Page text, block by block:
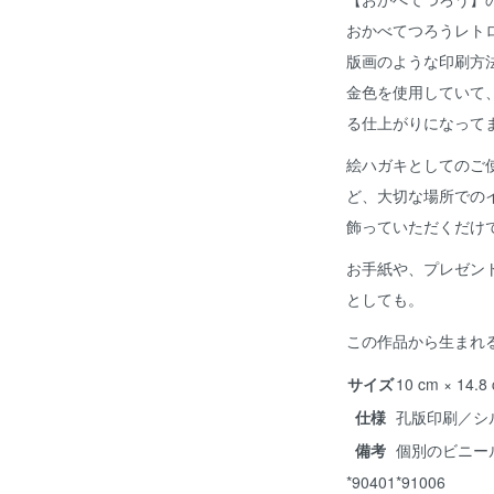
おかべてつろうレト
版画のような印刷方
金色を使用していて
る仕上がりになって
絵ハガキとしてのご
ど、大切な場所での
飾っていただくだけ
お手紙や、プレゼン
としても。
この作品から生まれ
サイズ10 cm × 14.8
仕様 孔版印刷／
備考 個別のビニ
*90401*91006